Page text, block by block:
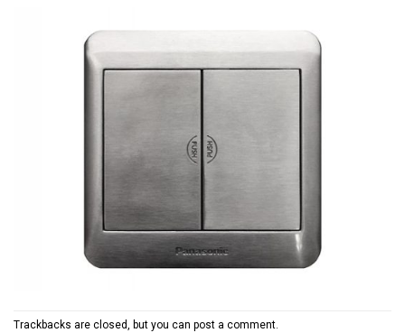
Trackbacks are closed, but you can post a comment.